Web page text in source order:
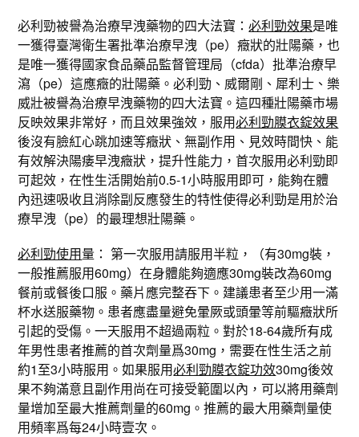
必利勁被譽為治療早洩藥物的四大法寶：必利勁效果是唯
一獲得臺灣衛生署批準治療早洩（pe）癥狀的壯陽藥，也
是唯一獲得國家食品藥品監督管理局（cfda）批準治療早
瀉（pe）這應癥的壯陽藥。必利勁、威爾剛、犀利士、樂
威壯被譽為治療早洩藥物的四大法寶。這四種壯陽藥市場
反映效果非常好，而且效果強效，服用必利勁膜衣錠效果
後沒有臉紅心跳加速等癥狀、無副作用、見效時間快、能
有效解決陽痿早洩癥狀，提升性能力，首次服用必利勁即
可起效，在性生活開始前0.5-1小時服用即可，能夠在體
內迅速吸收且消除副反應發生的特性使得必利勁是用於治
療早洩（pe）的最理想壯陽藥。
必利勁使用量： 第一次服用請服用半粒，（有30mg裝，
一般推薦服用60mg）在身體能夠適應30mg裝改為60mg
餐前或餐後口服。藥片應完整吞下。建議患者至少用一滿
杯水送服藥物。患者應盡量避免暈厥或頭暈等前驅癥狀所
引起的受傷。一天服用不超過兩粒。對於18-64歲所有成
年男性患者推薦的首次劑量爲30mg，需要在性生活之前
約1至3小時服用。如果服用必利勁膜衣錠功效30mg後效
果不夠滿意且副作用尚在可接受範圍以內，可以將用藥劑
量增加至最大推薦劑量的60mg。推薦的最大用藥劑量使
用頻率爲每24小時壹次。